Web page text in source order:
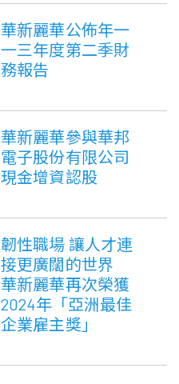
華新麗華公佈年一
一三年度第二季財
務報告
華新麗華參與華邦
電子股份有限公司
現金增資認股
韌性職場 讓人才連
接更廣闊的世界
華新麗華再次榮獲
2024年「亞洲最佳
企業雇主獎」